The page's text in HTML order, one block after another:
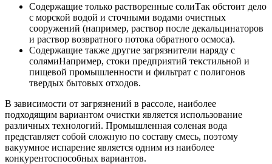
Содержащие только растворенные солиТак обстоит дело
с морской водой и сточными водами очистных
сооружений (например, раствор после декальцинаторов
и раствор возвратного потока обратного осмоса).
Содержащие также другие загрязнители наряду с
солямиНапример, стоки предприятий текстильной и
пищевой промышленности и фильтрат с полигонов
твердых бытовых отходов.
В зависимости от загрязнений в рассоле, наиболее
подходящим вариантом очистки является использование
различных технологий. Промышленная соленая вода
представляет собой сложную по составу смесь, поэтому
вакуумное испарение является одним из наиболее
конкурентоспособных вариантов.